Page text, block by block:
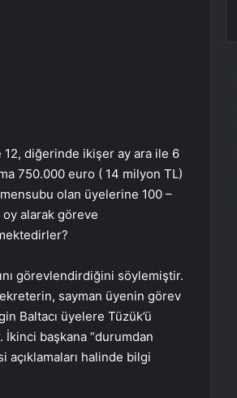
diğerinde ikişer ay ara ile 6
750.000 euro ( 14 milyon TL)
olan üyelerine 100 –
alarak göreve
görevlendirdiğini söylemiştir.
sayman üyenin görev
Baltacı üyelere Tüzük’ü
İkinci başkana “durumdan
açıklamaları halinde bilgi